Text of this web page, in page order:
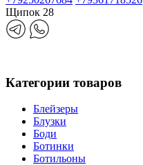
Щипок 28
Категории товаров
Блейзеры
Блузки
Боди
Ботинки
Ботильоны